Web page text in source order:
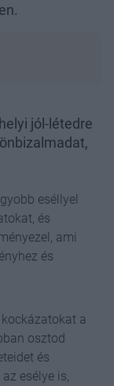
jól-létedre
eséllyel
és
ami
és
a
osztod
és
esélye is,